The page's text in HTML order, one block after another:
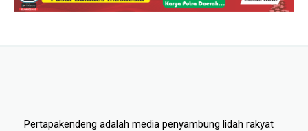
Pertapakendeng adalah media penyambung lidah rakyat